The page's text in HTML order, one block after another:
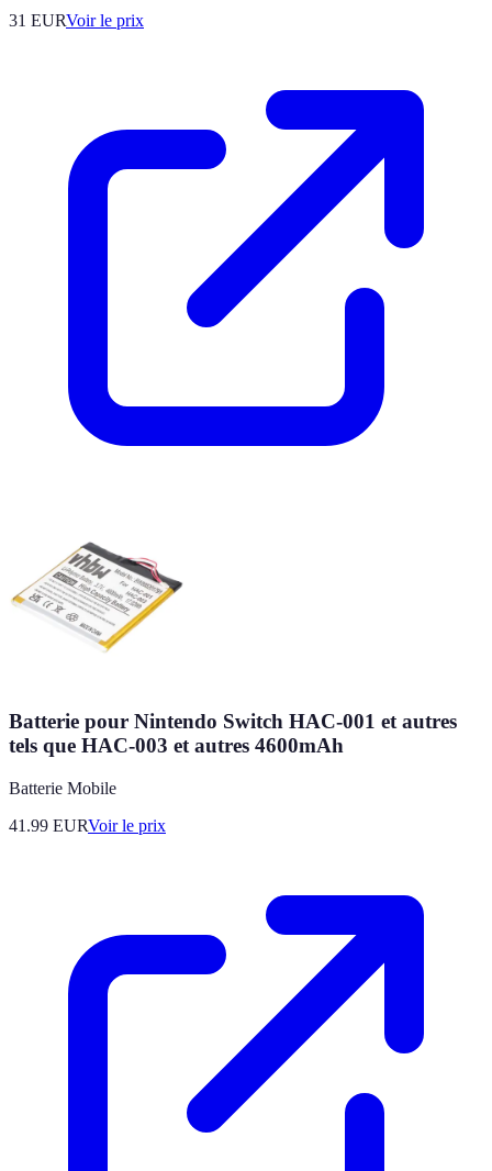
31 EURVoir le prix
Batterie pour Nintendo Switch HAC-001 et autres
tels que HAC-003 et autres 4600mAh
Batterie Mobile
41.99 EURVoir le prix